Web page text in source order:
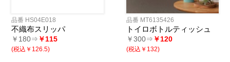
品番 HS04E018
不織布スリッパ
￥180⇒ ￥115
(税込￥126.5)
品番 MT6135426
トイロボトルティッシュ
￥300⇒ ￥120
(税込￥132)